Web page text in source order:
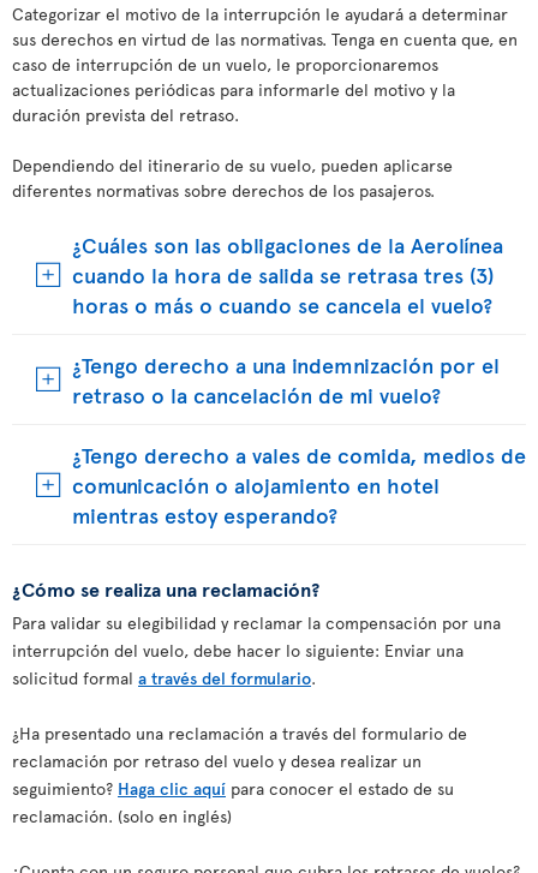
Categorizar el motivo de la interrupción le ayudará a determinar
sus derechos en virtud de las normativas. Tenga en cuenta que, en
caso de interrupción de un vuelo, le proporcionaremos
actualizaciones periódicas para informarle del motivo y la
duración prevista del retraso.
Dependiendo del itinerario de su vuelo, pueden aplicarse
diferentes normativas sobre derechos de los pasajeros.
¿Cuáles son las obligaciones de la Aerolínea
cuando la hora de salida se retrasa tres (3)
horas o más o cuando se cancela el vuelo?
¿Tengo derecho a una indemnización por el
retraso o la cancelación de mi vuelo?
¿Tengo derecho a vales de comida, medios de
comunicación o alojamiento en hotel
mientras estoy esperando?
¿Cómo se realiza una reclamación?
Para validar su elegibilidad y reclamar la compensación por una
interrupción del vuelo, debe hacer lo siguiente: Enviar una
solicitud formal a través del formulario.
¿Ha presentado una reclamación a través del formulario de
reclamación por retraso del vuelo y desea realizar un
seguimiento? Haga clic aquí para conocer el estado de su
reclamación. (solo en inglés)